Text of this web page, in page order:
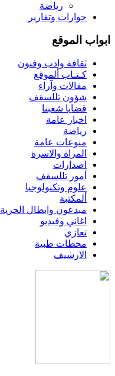
رياضة
حوارات وتقارير
ابواب الموقع
ثقافة وادب وفنون
كـتـاب ألموقع
مقالات وآراء
شؤون تللسقف
قضايا شعبنا
اخبار عامة
رياضة
منوعات عامة
المراة والاسرة
اصدارات
أمور تللسقف
علوم وتكنولوجيا
ألمكتبة
مبدعون وابطال الحرية
اغاني وفيديو
تعازي
محطات طبية
الارشيف